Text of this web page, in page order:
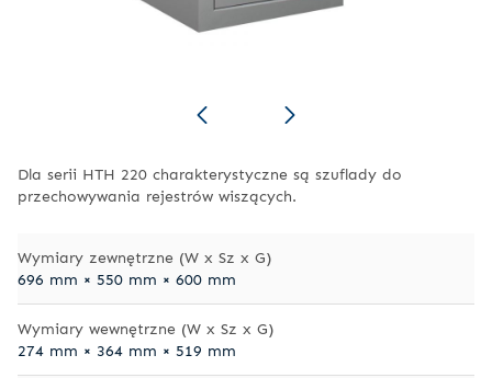
Dla serii HTH 220 charakterystyczne są szuflady do
przechowywania rejestrów wiszących.
Wymiary zewnętrzne (W x Sz x G)
696 mm × 550 mm × 600 mm
Wymiary wewnętrzne (W x Sz x G)
274 mm × 364 mm × 519 mm